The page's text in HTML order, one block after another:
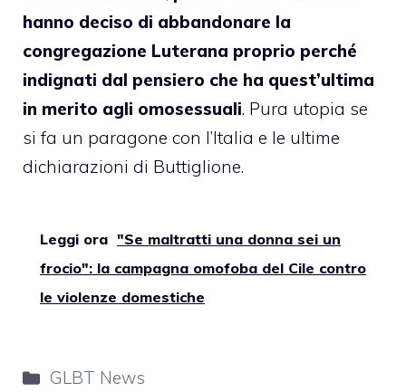
hanno deciso di abbandonare la
congregazione Luterana proprio perché
indignati dal pensiero che ha quest’ultima
in merito agli omosessuali. Pura utopia se
si fa un paragone con l’Italia e le ultime
dichiarazioni di Buttiglione.
Leggi ora "Se maltratti una donna sei un
frocio": la campagna omofoba del Cile contro
le violenze domestiche
Categorie
GLBT News